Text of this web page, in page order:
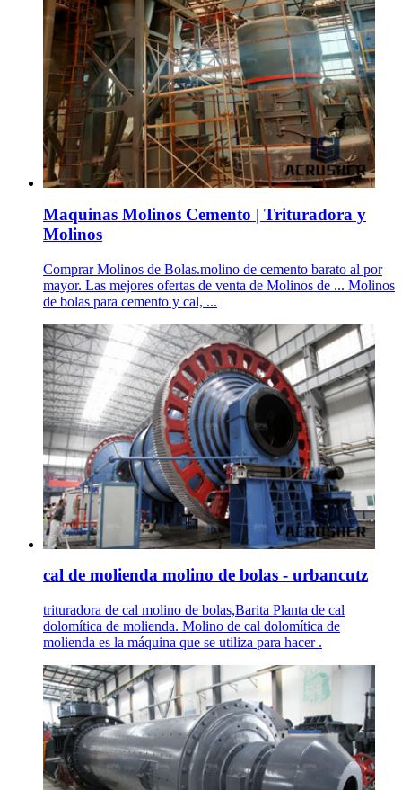
Maquinas Molinos Cemento | Trituradora y
Molinos
Comprar Molinos de Bolas.molino de cemento barato al por
mayor. Las mejores ofertas de venta de Molinos de ... Molinos
de bolas para cemento y cal, ...
cal de molienda molino de bolas - urbancutz
trituradora de cal molino de bolas,Barita Planta de cal
dolomítica de molienda. Molino de cal dolomítica de
molienda es la máquina que se utiliza para hacer .